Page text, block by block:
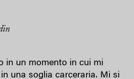
in un momento in cui mi
una soglia carceraria. Mi si